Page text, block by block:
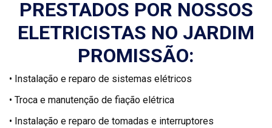
PRESTADOS POR NOSSOS
ELETRICISTAS NO JARDIM
PROMISSÃO:
• Instalação e reparo de sistemas elétricos
• Troca e manutenção de fiação elétrica
• Instalação e reparo de tomadas e interruptores